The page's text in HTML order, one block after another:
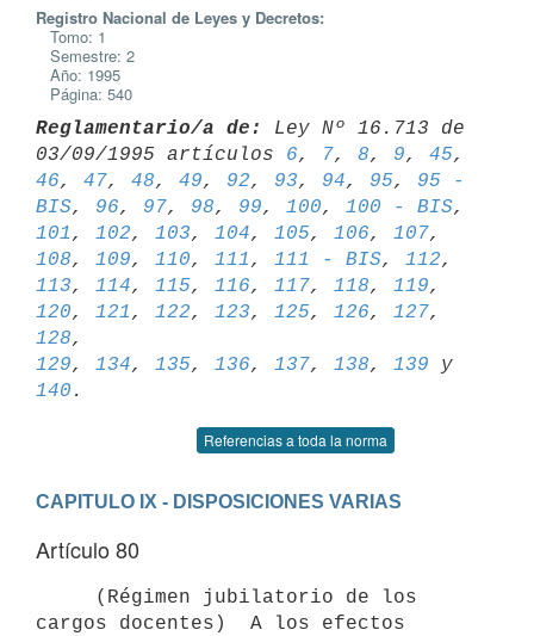
Registro Nacional de Leyes y Decretos:
Tomo: 1
Semestre: 2
Año: 1995
Página: 540
Reglamentario/a de:
Ley Nº 16.713 de
03/09/1995 artículos 6, 7, 8, 9, 45
46, 47, 48, 49, 92, 93, 94, 95, 95 -
BIS, 96, 97, 98, 99, 100, 100 - BIS
101 , 102, 103, 104, 105, 106, 107
108, 109, 110, 111 , 111 - BIS, 112,
113, 114, 115, 116, 117, 118, 119
120, 121 , 122, 123, 125, 126, 127
128
129, 134, 135, 136, 137, 138, 139
140
Referencias a toda la norma
CAPITULO IX - DISPOSICIONES VARIAS
Artículo 80
cargos docentes)  A los efectos